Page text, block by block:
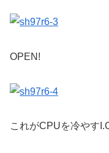
OPEN!
これがCPUを冷やす